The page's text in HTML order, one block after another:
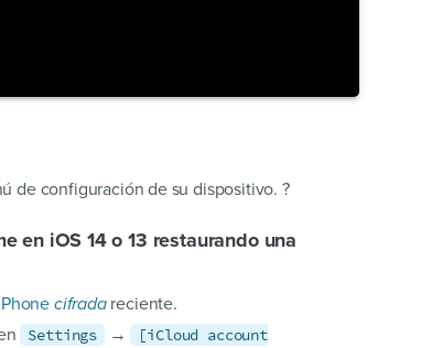
de configuración de su dispositivo. ?
en iOS 14 o 13 restaurando una
cifradareciente.
Settings →
[iCloud account